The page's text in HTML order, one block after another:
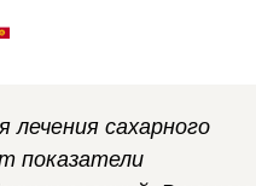
сахарного
показатели